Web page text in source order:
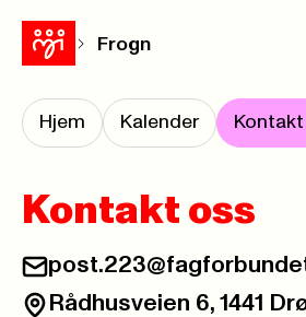
Frogn
Hjem Kalender
Kontakt oss
Rådhusveien 6, 1441